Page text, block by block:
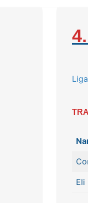
Eli